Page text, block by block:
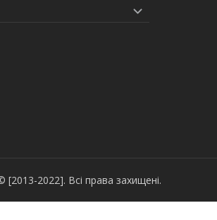
[2013-2022]. Всі права захищені.